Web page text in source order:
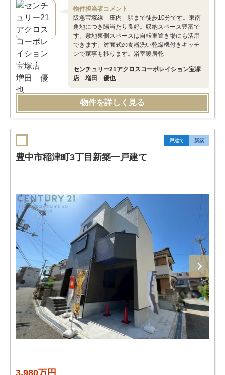
物件担当者コメント
阪急宝塚線「庄内」駅まで徒歩10分です。東南
角地につき陽当たり良好。収納スペース豊富で
す。敷地東側スペースは自転車置き場にも活用
できます。対面式の食器洗い乾燥機付きキッチ
ンで家事も捗ります。浴室暖房乾
センチュリー21アクロスコーポレイション宝塚
店 増田 優也
物件を詳しく見る
戸建て 新築
豊中市稲津町3丁目新築一戸建て
3,980万円